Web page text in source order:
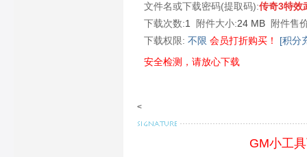
文件名或下载密码(提取码):传奇3特效
下载次数:1 附件大小:24 MB
附件售
下载权限: 不限 会员打折购买！
[积分
安全检测，请放心下载
<
GM小工